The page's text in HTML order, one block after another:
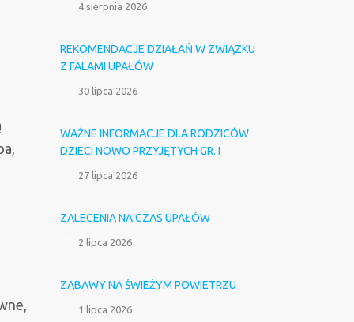
4 sierpnia 2026
REKOMENDACJE DZIAŁAŃ W ZWIĄZKU
Z FALAMI UPAŁÓW
30 lipca 2026
WAŻNE INFORMACJE DLA RODZICÓW
DZIECI NOWO PRZYJĘTYCH GR. I
27 lipca 2026
ZALECENIA NA CZAS UPAŁÓW
2 lipca 2026
ZABAWY NA ŚWIEŻYM POWIETRZU
1 lipca 2026